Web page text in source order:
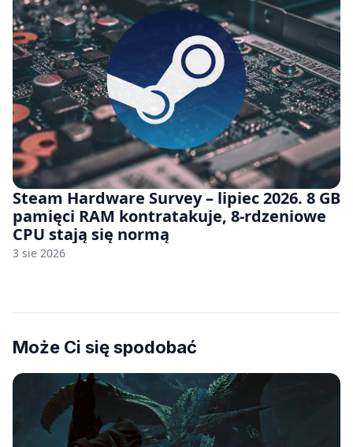
Steam Hardware Survey – lipiec 2026. 8 GB
pamięci RAM kontratakuje, 8-rdzeniowe
CPU stają się normą
3 sie 2026
Może Ci się spodobać